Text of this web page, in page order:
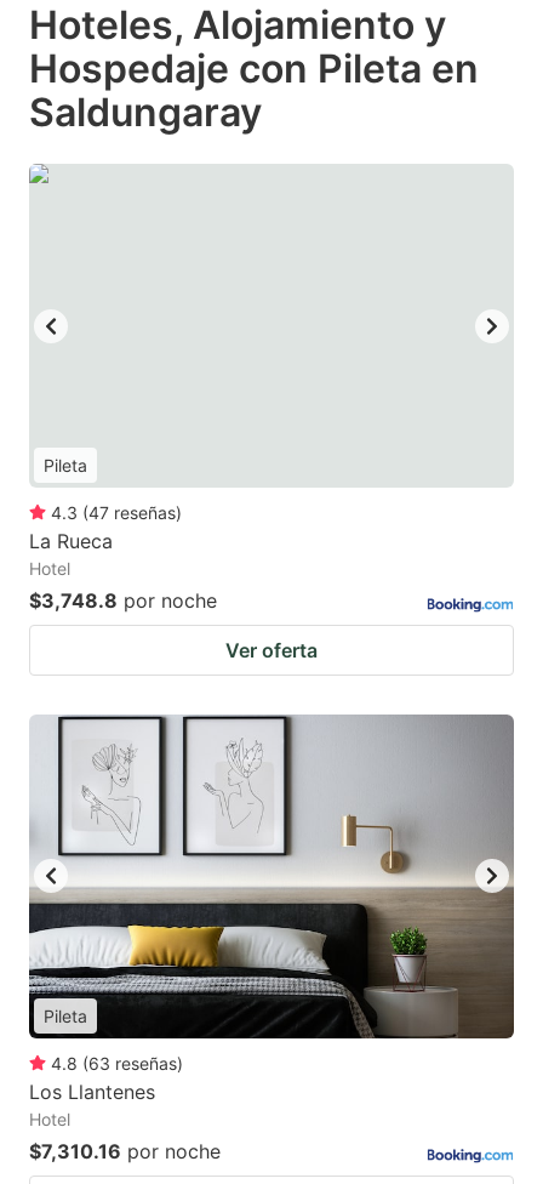
Hoteles, Alojamiento y
Hospedaje con Pileta en
Saldungaray
Pileta
4.3 (47 reseñas)
La Rueca
Hotel
$3,748.8 por noche
Ver oferta
Pileta
4.8 (63 reseñas)
Los Llantenes
Hotel
$7,310.16 por noche